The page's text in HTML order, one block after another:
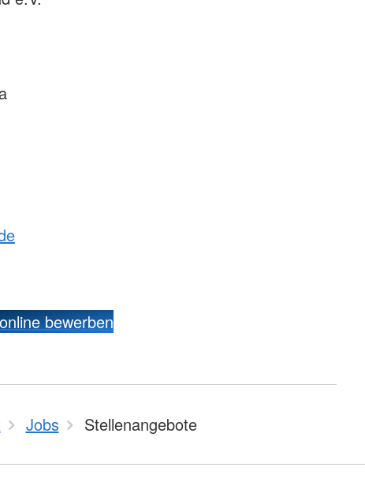
bewerben
Jobs Stellenangebote